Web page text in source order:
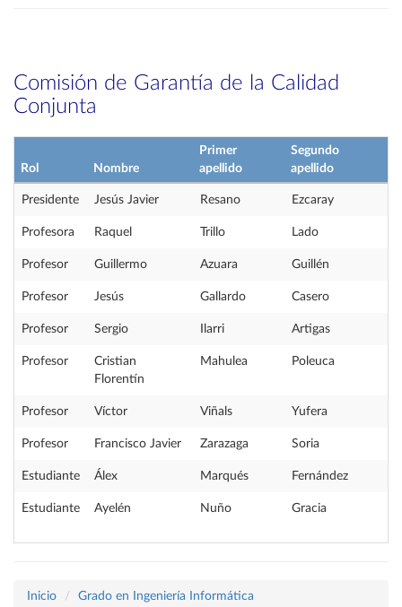
Comisión de Garantía de la Calidad
Conjunta
Rol Nombre
Primer
apellido
Segundo
apellido
Presidente Jesús Javier Resano Ezcaray
Profesora Raquel Trillo Lado
Profesor Guillermo Azuara Guillén
Profesor Jesús Gallardo Casero
Profesor Sergio Ilarri Artigas
Profesor
Cristian
Florentín
Mahulea Poleuca
Profesor Víctor Viñals Yufera
Profesor Francisco Javier Zarazaga Soria
Estudiante Álex Marqués Fernández
Estudiante Ayelén Nuño Gracia
Inicio
Grado en Ingeniería Informática